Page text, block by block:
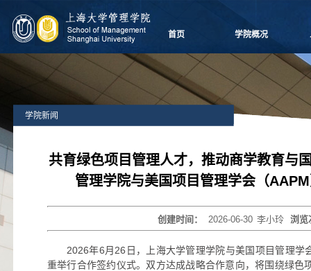
首页 学院概况
学院愿景
院长致辞
学院介绍
党群组织
学系设置
学院制度
学院视频
学院宣传
学院新闻
共育绿色项目管理人才，推动商学教育与
管理学院与美国项目管理学会（
创建时间： 2026-06-30 李小玲 浏览
2026年6月26日，上海大学管理学院与美国项目管理学
重举行合作签约仪式。双方达成战略合作意向，将围绕绿色